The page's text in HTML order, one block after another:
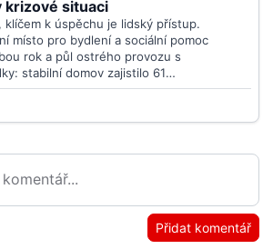
Přidat komentář